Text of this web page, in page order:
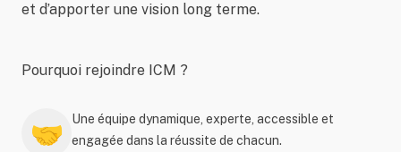
et d’apporter une vision long terme.
Pourquoi rejoindre ICM ?
🤝
Une équipe dynamique, experte, accessible et
engagée dans la réussite de chacun.